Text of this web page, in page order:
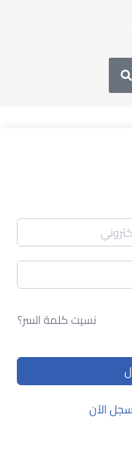
نسيت كلمة السر؟
الآن